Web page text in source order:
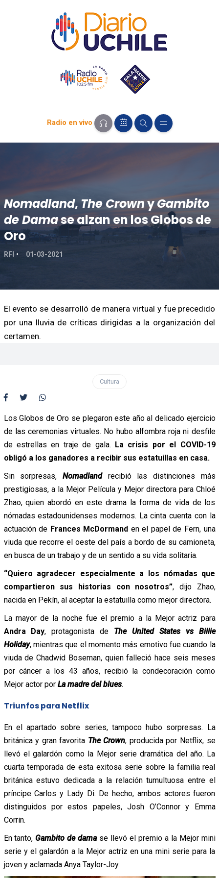
Radio en vivo
Nomadland, The CrownyGambito
de Damase alzan en los Globos de
Oro
RFI 01-03-2021
El evento se desarrolló de manera virtual y fue precedido
por una lluvia de críticas dirigidas a la organización del
certamen.
Cultura
Los Globos de Oro se plegaron este año al delicado ejercicio
de las ceremonias virtuales. No hubo alfombra roja ni desfile
de estrellas en traje de gala. La crisis por el COVID-19
obligó a los ganadores a recibir sus estatuillas en casa.
Sin sorpresas, Nomadlandrecibió las distinciones más
prestigiosas, a la Mejor Película y Mejor directora para Chloé
Zhao, quien abordó en este drama la forma de vida de los
nómadas estadounidenses modernos. La cinta cuenta con la
actuación de Frances McDormand en el papel de Fern, una
viuda que recorre el oeste del país a bordo de su camioneta,
en busca de un trabajo y de un sentido a su vida solitaria.
“Quiero agradecer especialmente a los nómadas que
compartieron sus historias con nosotros”, dijo Zhao,
nacida en Pekín, al aceptar la estatuilla como mejor directora.
La mayor de la noche fue el premio a la Mejor actriz para
Andra Day, protagonista de The United States vs Billie
Holiday, mientras que el momento más emotivo fue cuando la
viuda de Chadwid Boseman, quien falleció hace seis meses
por cáncer a los 43 años, recibió la condecoración como
Mejor actor por La madre del blues.
Triunfos para Netflix
En el apartado sobre series, tampoco hubo sorpresas. La
británica y gran favorita The Crown, producida por Netflix, se
llevó el galardón como la Mejor serie dramática del año. La
cuarta temporada de esta exitosa serie sobre la familia real
británica estuvo dedicada a la relación tumultuosa entre el
príncipe Carlos y Lady Di. De hecho, ambos actores fueron
distinguidos por estos papeles, Josh O’Connor y Emma
Corrin.
En tanto, Gambito de dama se llevó el premio a la Mejor mini
serie y el galardón a la Mejor actriz en una mini serie para la
joven y aclamada Anya Taylor-Joy.